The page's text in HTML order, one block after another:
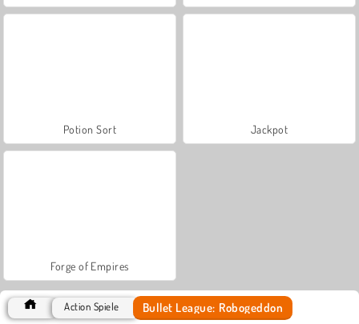
Potion Sort Jackpot
Forge of Empires
Action Spiele Bullet League: Robogeddon